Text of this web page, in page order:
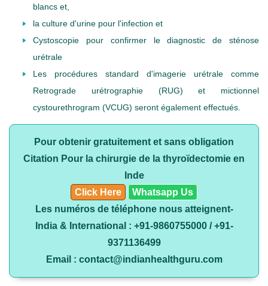
blancs et,
la culture d'urine pour l'infection et
Cystoscopie pour confirmer le diagnostic de sténose
urétrale
Les procédures standard d'imagerie urétrale comme
Retrograde urétrographie (RUG) et mictionnel
cystourethrogram (VCUG) seront également effectués.
Pour obtenir gratuitement et sans obligation
Citation Pour la chirurgie de la thyroïdectomie en
Inde
Click Here
Whatsapp Us
Les numéros de téléphone nous atteignent-
India & International : +91-9860755000 / +91-
9371136499
Email : contact@indianhealthguru.com